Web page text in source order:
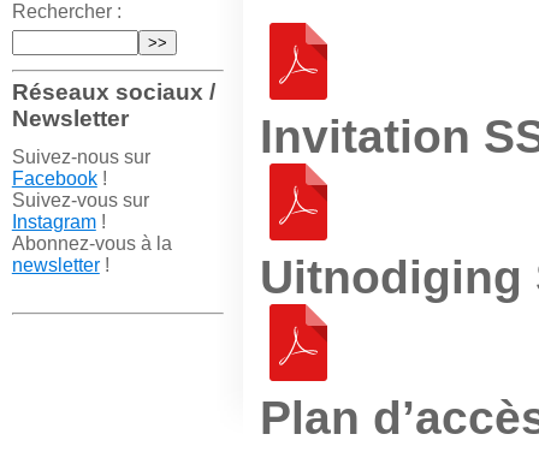
Rechercher :
Réseaux sociaux /
Newsletter
Suivez-nous sur
Facebook!
Suivez-vous sur
Instagram!
Abonnez-vous à la
newsletter!
Invitation
Uitnodiging
Plan